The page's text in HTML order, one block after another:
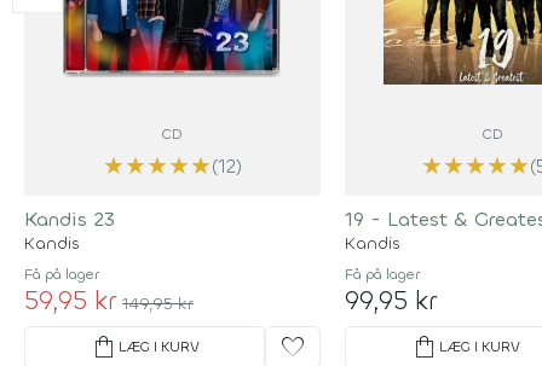
CD
★★★★★(12)
Kandis 23
Kandis
Få på lager
59,95 kr 149,95 kr
shopping_bag LÆG I KURV favorite
CD
★★★★★
19 - Latest &
Kandis
Få på lager
99,95 kr
shopping_bag LÆG I KURV